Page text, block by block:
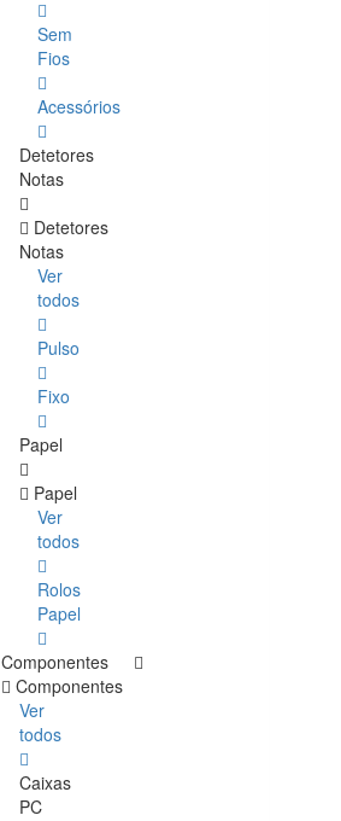
Sem
Fios
Acessórios
Detetores
Notas
Detetores
Notas
Ver
todos
Pulso
Fixo
Papel
Papel
Ver
todos
Rolos
Papel
Componentes
Componentes
Ver
todos
Caixas
PC